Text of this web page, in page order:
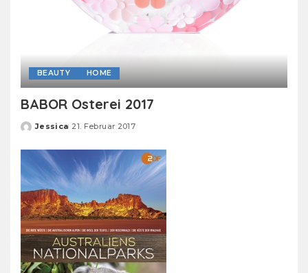
BEAUTY HOME
BABOR Osterei 2017
Posted
Jessica 21. Februar 2017